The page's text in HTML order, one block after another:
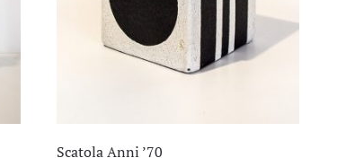
Scatola Anni ’70